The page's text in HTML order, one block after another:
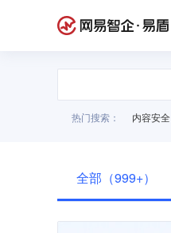
热门搜索： 内容安全
全部（999+）